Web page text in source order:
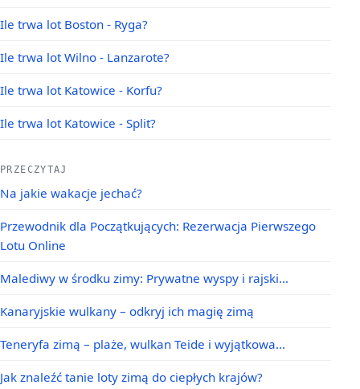
Ile trwa lot Boston - Ryga?
Ile trwa lot Wilno - Lanzarote?
Ile trwa lot Katowice - Korfu?
Ile trwa lot Katowice - Split?
PRZECZYTAJ
Na jakie wakacje jechać?
Przewodnik dla Początkujących: Rezerwacja Pierwszego
Lotu Online
Malediwy w środku zimy: Prywatne wyspy i rajski…
Kanaryjskie wulkany – odkryj ich magię zimą
Teneryfa zimą – plaże, wulkan Teide i wyjątkowa…
Jak znaleźć tanie loty zimą do ciepłych krajów?